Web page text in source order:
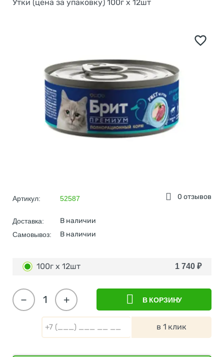
Утки (цена за упаковку) 100г х 12шт
0 отзывов
Артикул: 52587
Доставка: В наличии
Самовывоз: В наличии
100г х 12шт 1 740 ₽
+
− В КОРЗИНУ
в 1 клик